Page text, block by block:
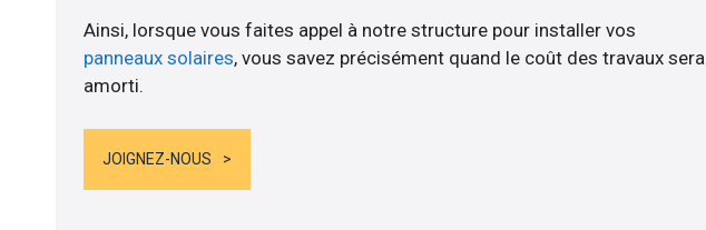
Ainsi, lorsque vous faites appel à notre structure pour installer vos
panneaux solaires, vous savez précisément quand le coût des travaux sera
amorti.
JOIGNEZ-NOUS